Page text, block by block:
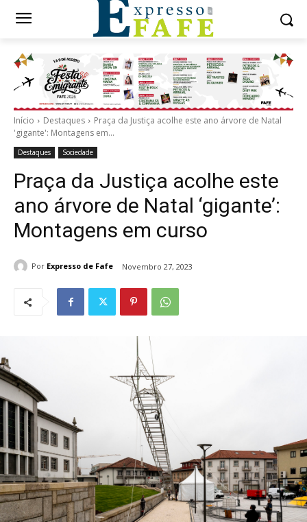
Início Destaques
Praça da Justiça acolhe este ano árvore de Natal
'gigante': Montagens em...
Destaques Sociedade
Praça da Justiça acolhe este
ano árvore de Natal ‘gigante’:
Montagens em curso
Por Expresso de Fafe Novembro 27, 2023